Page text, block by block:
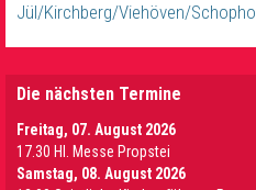
Musik& Kultur
Jül/Kirchberg/Viehöven/
Die nächsten Termine
Freitag, 07. August 2026
17.30 Hl. Messe Propstei
Samstag, 08. August 2026